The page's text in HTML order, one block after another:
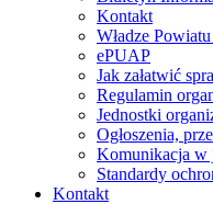
Kontakt
Władze
ePUAP
Jak załatwić
Regulamin
Jednostki
Ogłoszenia,
Komunikacja w
Standardy
Kontakt